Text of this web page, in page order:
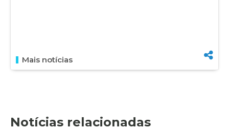
Mais notícias
Notícias relacionadas